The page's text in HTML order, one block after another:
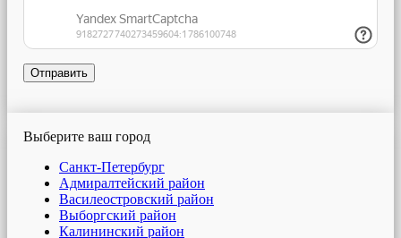
Отправить
Выберите ваш город
Санкт-Петербург
Адмиралтейский район
Василеостровский район
Выборгский район
Калининский район